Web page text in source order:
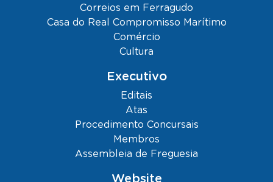
Correios em Ferragudo
Casa do Real Compromisso Marítimo
Comércio
Cultura
Executivo
Editais
Atas
Procedimento Concursais
Membros
Assembleia de Freguesia
Website